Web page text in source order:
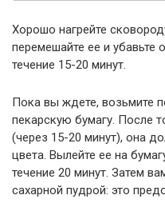
Хорошо нагрейте
перемешайте ее и убавьте
течение 15-20 минут.
Пока вы ждете, возьмите
пекарскую бумагу. После
(через 15-20 минут), она
цвета. Вылейте ее на
течение 20 минут. Затем
сахарной пудрой: это